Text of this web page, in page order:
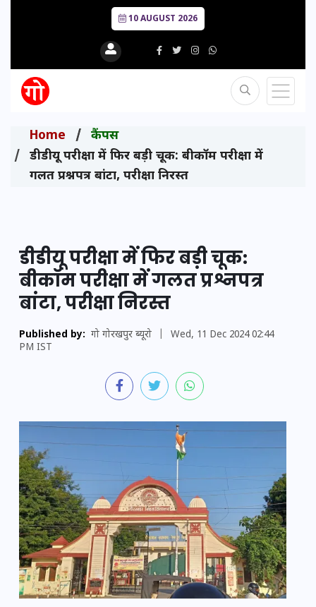
10 AUGUST 2026
Home
कैंपस
डीडीयू परीक्षा में फिर बड़ी चूक: बीकॉम परीक्षा में
गलत प्रश्नपत्र बांटा, परीक्षा निरस्त
डीडीयू परीक्षा में फिर बड़ी चूक:
बीकॉम परीक्षा में गलत प्रश्नपत्र
बांटा, परीक्षा निरस्त
Published by: गो गोरखपुर ब्यूरो
Wed, 11 Dec 2024 02:44
PM IST